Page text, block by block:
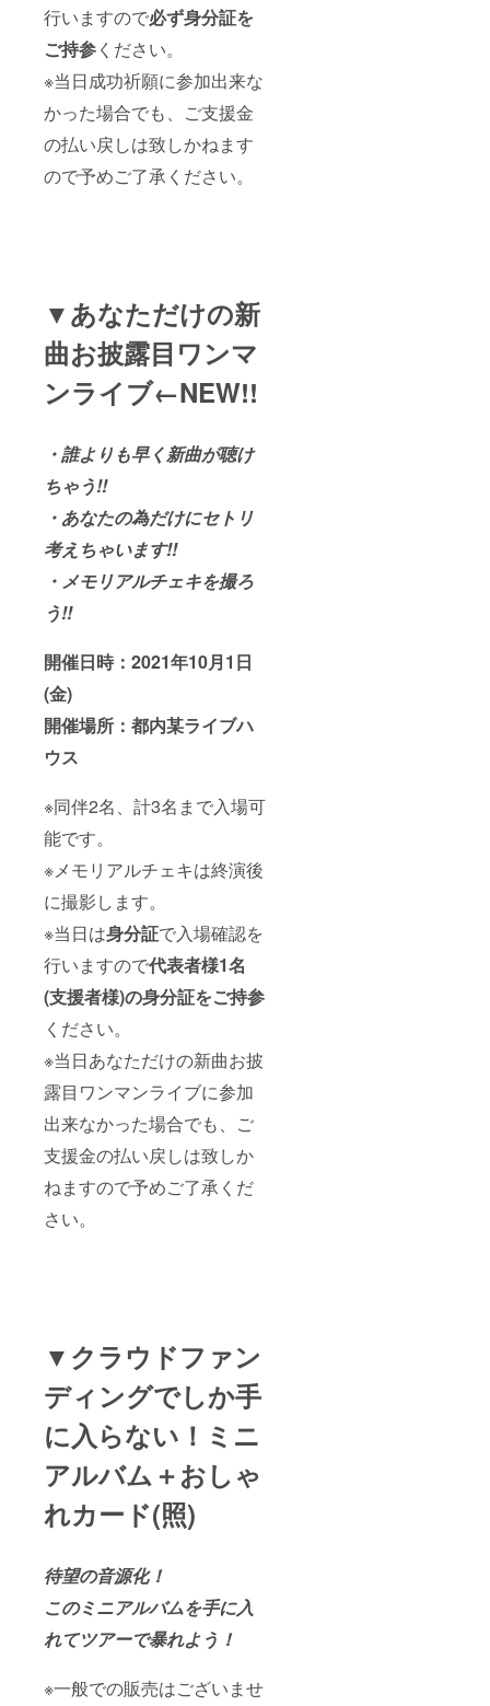
行いますので必ず身分証を
ご持参ください。
※当日成功祈願に参加出来な
かった場合でも、ご支援金
の払い戻しは致しかねます
ので予めご了承ください。
▼あなただけの新
曲お披露目ワンマ
ンライブ←NEW!!
・誰よりも早く新曲が聴け
ちゃう!!
・あなたの為だけにセトリ
考えちゃいます!!
・メモリアルチェキを撮ろ
う!!
開催日時：2021年10月1日
(金)
開催場所：都内某ライブハ
ウス
※同伴2名、計3名まで入場可
能です。
※メモリアルチェキは終演後
に撮影します。
※当日は身分証で入場確認を
行いますので代表者様1名
(支援者様)の身分証をご持参
ください。
※当日あなただけの新曲お披
露目ワンマンライブに参加
出来なかった場合でも、ご
支援金の払い戻しは致しか
ねますので予めご了承くだ
さい。
▼クラウドファン
ディングでしか手
に入らない！ミニ
アルバム＋おしゃ
れカード(照)
待望の音源化！
このミニアルバムを手に入
れてツアーで暴れよう！
※一般での販売はございませ